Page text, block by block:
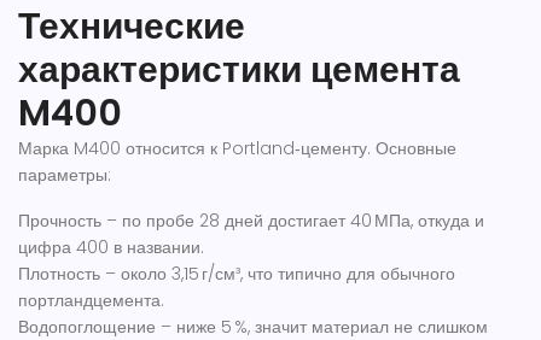
Технические
характеристики цемента
M400
Марка M400 относится к Portland‑цементу. Основные
параметры:
Прочность – по пробе 28 дней достигает 40 МПа, откуда и
цифра 400 в названии.
Плотность – около 3,15 г/см³, что типично для обычного
портландцемента.
Водопоглощение – ниже 5 %, значит материал не слишком